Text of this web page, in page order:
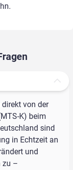
von der
K) beim
sind
in Echtzeit an
und
zu –